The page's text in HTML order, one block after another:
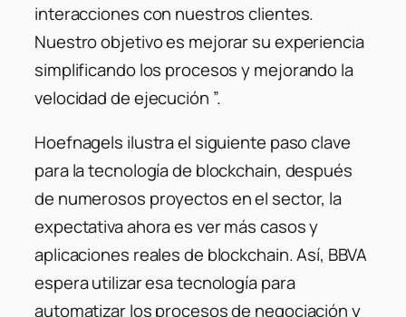
interacciones con nuestros clientes.
Nuestro objetivo es mejorar su experiencia
simplificando los procesos y mejorando la
velocidad de ejecución ”.
Hoefnagels ilustra el siguiente paso clave
para la tecnología de blockchain, después
de numerosos proyectos en el sector, la
expectativa ahora es ver más casos y
aplicaciones reales de blockchain. Así, BBVA
espera utilizar esa tecnología para
automatizar los procesos de negociación y